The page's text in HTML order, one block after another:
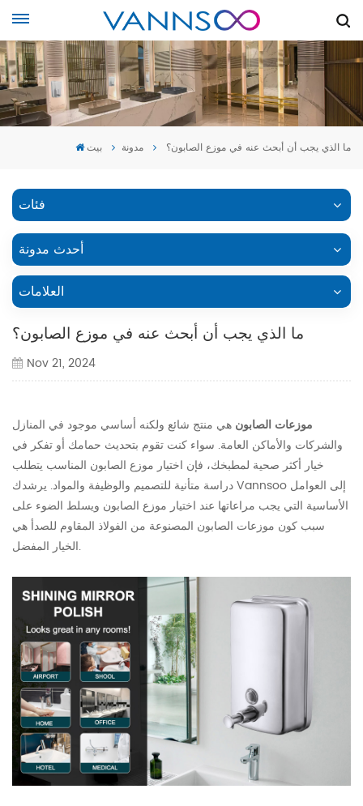
بيت مدونة ما الذي يجب أن أبحث عنه في موزع الصابون؟
فئات
أحدث مدونة
العلامات
ما الذي يجب أن أبحث عنه في موزع الصابون؟
Nov 21, 2024
موزعات الصابون هي منتج شائع ولكنه أساسي موجود في المنازل
والشركات والأماكن العامة. سواء كنت تقوم بتحديث حمامك أو تفكر في
خيار أكثر صحية لمطبخك، فإن اختيار موزع الصابون المناسب يتطلب
دراسة متأنية للتصميم والوظيفة والمواد. يرشدك Vannsoo إلى العوامل
الأساسية التي يجب مراعاتها عند اختيار موزع الصابون ويسلط الضوء على
سبب كون موزعات الصابون المصنوعة من الفولاذ المقاوم للصدأ هي
الخيار المفضل.